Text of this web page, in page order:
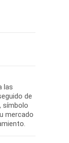
las
de
símbolo
mercado